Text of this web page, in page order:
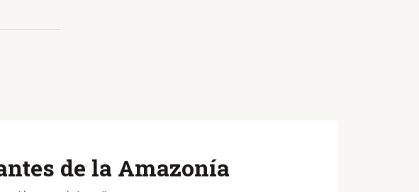
de la Amazonía